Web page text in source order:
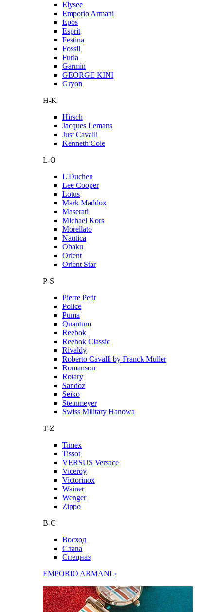
Elysee
Emporio Armani
Epos
Esprit
Festina
Fossil
Furla
Garmin
GEORGE KINI
Gryon
H-K
Hirsch
Jacques Lemans
Just Cavalli
Kenneth Cole
L-O
L'Duchen
Lee Cooper
Lotus
Mark Maddox
Maserati
Michael Kors
Morellato
Nautica
Obaku
Orient
Orient Star
P-S
Pierre Petit
Police
Puma
Quantum
Reebok
Reebok Classic
Rivaldy
Roberto Cavalli by Franck Muller
Romanson
Rotary
Sandoz
Seiko
Steinmeyer
Swiss Military Hanowa
T-Z
Timex
Tissot
VERSUS Versace
Viceroy
Victorinox
Wainer
Wenger
Zippo
В-С
Восход
Слава
Спецназ
EMPORIO ARMANI ›